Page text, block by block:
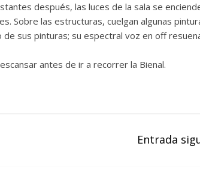
después, las luces de la sala se
Sobre las estructuras, cuelgan algunas
sus pinturas; su espectral voz en off
antes de ir a recorrer la Bienal.
Entrada